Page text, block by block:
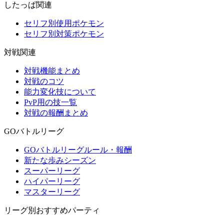
したっぱ関連
セリフ別使用ポケモン
セリフ別対策ポケモン
対戦関連
対戦機能まとめ
対戦のコツ
能力変化技について
PvP用の技一覧
対戦の報酬まとめ
GOバトルリーグ
GOバトルリーグルール・報酬
新たな歩みシーズン
スーパーリーグ
ハイパーリーグ
マスターリーグ
リーグ別おすすめパーティ